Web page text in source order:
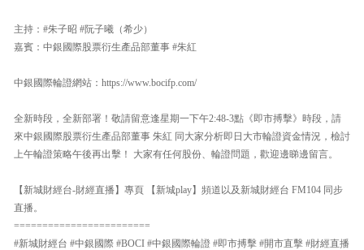
主持：#朱子昭 #阮子曦（希少）
嘉賓：中銀國際股票衍生產品部董事 #朱紅
中銀國際輪證網站：https://www.bocifp.com/
全新時段，全新部署！敬請留意逢星期一下午2:48-3點《即市搏擊》時段，請
來中銀國際股票衍生產品部董事 朱紅 同大家分析即日大市輪證資金情況，檢討
上午輪證策略午後再出擊！ 大家有任何股份、輪證問題，歡迎邊睇邊留言。
【新城財經台-財經直播】專頁 【新城play】頻道以及新城財經台 FM104 同步
直播。
========================
#新城財經台 #中銀國際 #BOCI #中銀國際輪證 #即市搏擊 #開市直擊 #財經直播